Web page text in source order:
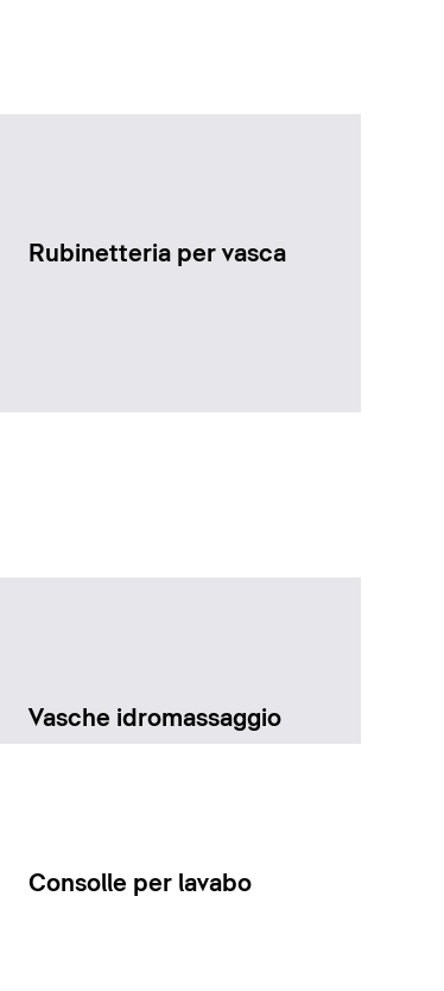
Rubinetteria per vasca
Vasche idromassaggio
Consolle per lavabo